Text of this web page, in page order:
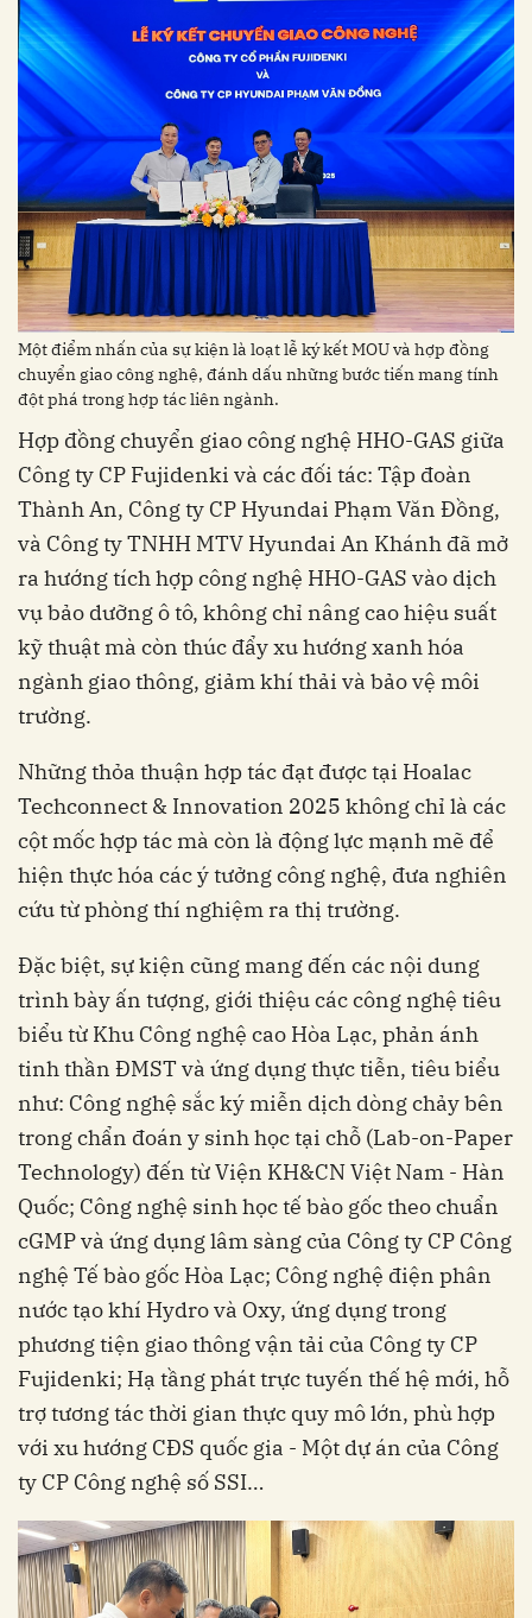
Một điểm nhấn của sự kiện là loạt lễ ký kết MOU và hợp đồng
chuyển giao công nghệ, đánh dấu những bước tiến mang tính
đột phá trong hợp tác liên ngành.
Hợp đồng chuyển giao công nghệ HHO-GAS giữa
Công ty CP Fujidenki và các đối tác: Tập đoàn
Thành An, Công ty CP Hyundai Phạm Văn Đồng,
và Công ty TNHH MTV Hyundai An Khánh đã mở
ra hướng tích hợp công nghệ HHO-GAS vào dịch
vụ bảo dưỡng ô tô, không chỉ nâng cao hiệu suất
kỹ thuật mà còn thúc đẩy xu hướng xanh hóa
ngành giao thông, giảm khí thải và bảo vệ môi
trường.
Những thỏa thuận hợp tác đạt được tại Hoalac
Techconnect & Innovation 2025 không chỉ là các
cột mốc hợp tác mà còn là động lực mạnh mẽ để
hiện thực hóa các ý tưởng công nghệ, đưa nghiên
cứu từ phòng thí nghiệm ra thị trường.
Đặc biệt, sự kiện cũng mang đến các nội dung
trình bày ấn tượng, giới thiệu các công nghệ tiêu
biểu từ Khu Công nghệ cao Hòa Lạc, phản ánh
tinh thần ĐMST và ứng dụng thực tiễn, tiêu biểu
như: Công nghệ sắc ký miễn dịch dòng chảy bên
trong chẩn đoán y sinh học tại chỗ (Lab-on-Paper
Technology) đến từ Viện KH&CN Việt Nam - Hàn
Quốc; Công nghệ sinh học tế bào gốc theo chuẩn
cGMP và ứng dụng lâm sàng của Công ty CP Công
nghệ Tế bào gốc Hòa Lạc; Công nghệ điện phân
nước tạo khí Hydro và Oxy, ứng dụng trong
phương tiện giao thông vận tải của Công ty CP
Fujidenki; Hạ tầng phát trực tuyến thế hệ mới, hỗ
trợ tương tác thời gian thực quy mô lớn, phù hợp
với xu hướng CĐS quốc gia - Một dự án của Công
ty CP Công nghệ số SSI…